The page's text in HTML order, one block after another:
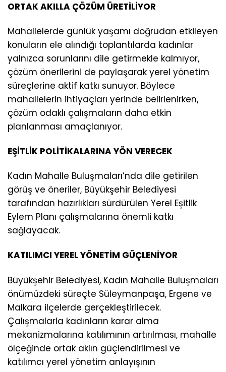
ORTAK AKILLA ÇÖZÜM ÜRETİLİYOR
Mahallelerde günlük yaşamı doğrudan etkileyen
konuların ele alındığı toplantılarda kadınlar
yalnızca sorunlarını dile getirmekle kalmıyor,
çözüm önerilerini de paylaşarak yerel yönetim
süreçlerine aktif katkı sunuyor. Böylece
mahallelerin ihtiyaçları yerinde belirlenirken,
çözüm odaklı çalışmaların daha etkin
planlanması amaçlanıyor.
EŞİTLİK POLİTİKALARINA YÖN VERECEK
Kadın Mahalle Buluşmaları’nda dile getirilen
görüş ve öneriler, Büyükşehir Belediyesi
tarafından hazırlıkları sürdürülen Yerel Eşitlik
Eylem Planı çalışmalarına önemli katkı
sağlayacak.
KATILIMCI YEREL YÖNETİM GÜÇLENİYOR
Büyükşehir Belediyesi, Kadın Mahalle Buluşmaları
önümüzdeki süreçte Süleymanpaşa, Ergene ve
Malkara ilçelerde gerçekleştirilecek.
Çalışmalarla kadınların karar alma
mekanizmalarına katılımının artırılması, mahalle
ölçeğinde ortak aklın güçlendirilmesi ve
katılımcı yerel yönetim anlayışının